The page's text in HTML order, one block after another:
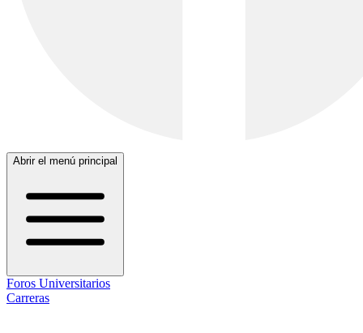
Abrir el menú principal
Foros Universitarios
Carreras